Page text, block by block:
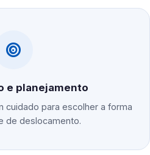
e planejamento
cuidado para escolher a forma
de deslocamento.